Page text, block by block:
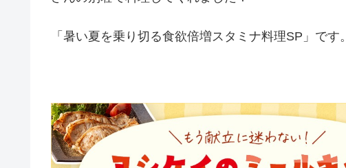
「暑い夏を乗り切る食欲倍増スタミナ料理SP」です。